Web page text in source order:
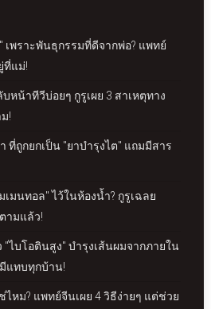
เพราะพันธุกรรมที่ดีจากพ่อ? แพทย์
ที่แม่!
หน้าทีวีบ่อยๆ กูรูเผย 3 สาเหตุทาง
!
ที่ถูกยกเป็น "ยาบำรุงไต" แถมมีสาร
มนทอล" ไว้ในห้องน้ำ? กูรูเฉลย
ามแล้ว!
"ไบโอตินสูง" บำรุงเส้นผมจากภายใน
แทบทุกบ้าน!
หม? แพทย์จีนเผย 4 วิธีง่ายๆ แต่ช่วย